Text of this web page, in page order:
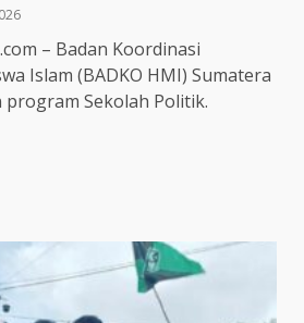
– Badan Koordinasi
Islam (BADKO HMI) Sumatera
Sekolah Politik.